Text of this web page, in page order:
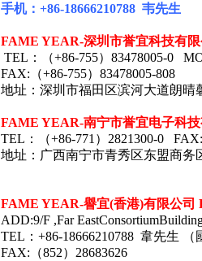
手机： +86-18666210788 韦先生
FAME YEAR-深圳市誉宜科技有
TEL ：（+86-755） 83478005-0
FAX: （+86-755） 83478005-808
地址：深圳市福田区滨河大道朗晴
FAME YEAR-南宁市誉宜电子科
TEL ：（+86-771 ） 2821300-0 FAX:
地址：广西南宁市青秀区东盟商务
FAME YEAR-譽宜(香港)有限公司
ADD:9/F ,Far
TEL：+86-18666210788 韋先生
FAX:（852）28683626